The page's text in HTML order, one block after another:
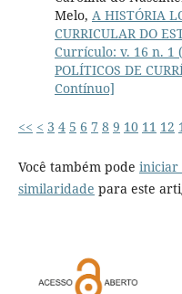
Melo, A HISTÓRIA
CURRICULAR DO
Currículo: v. 16 n. 1
POLÍTICOS DE
Contínuo]
<< < 3 4 5 6 7 8 9 10 11 12
Você também pode iniciar
similaridade para este